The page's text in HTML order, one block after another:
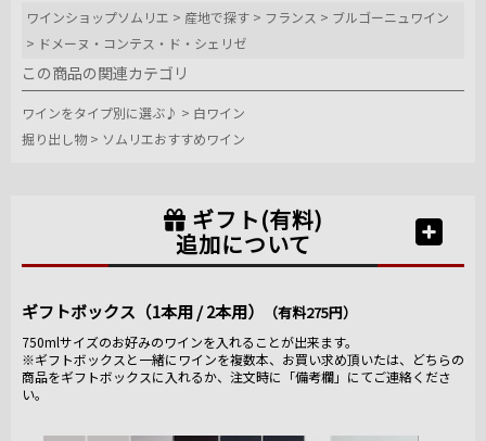
ワインショップソムリエ > 産地で探す > フランス > ブルゴーニュワイン
> ドメーヌ・コンテス・ド・シェリゼ
この商品の関連カテゴリ
ワインをタイプ別に選ぶ♪ > 白ワイン
掘り出し物 > ソムリエおすすめワイン
ギフト(有料)
追加について
ギフトボックス（1本用 / 2本用） （有料275円）
750mlサイズのお好みのワインを入れることが出来ます。
※ギフトボックスと一緒にワインを複数本、お買い求め頂いたは、どちらの
商品をギフトボックスに入れるか、注文時に「備考欄」にてご連絡くださ
い。